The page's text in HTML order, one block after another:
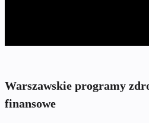
Warszawskie programy
finansowe